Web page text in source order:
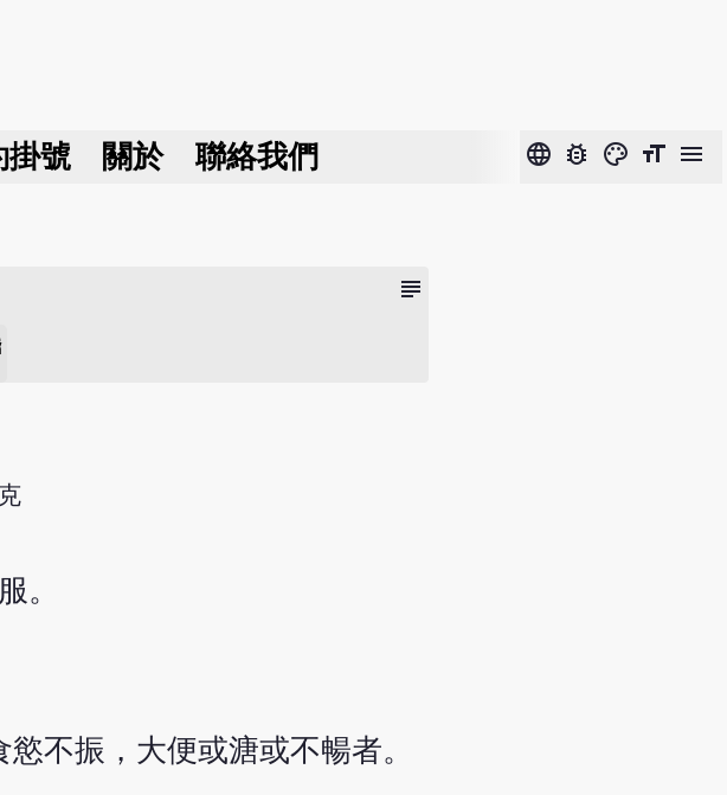
掛號 關於 聯絡我們 language bug_report color_lens format_size menu
subject
。
不振，大便或溏或不暢者。